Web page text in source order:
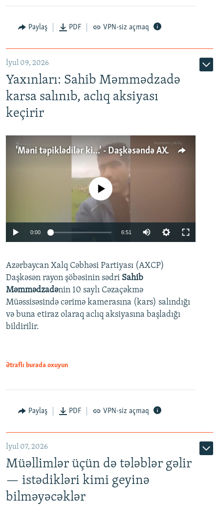
Paylaş PDF VPN-siz açmaq
İyul 09, 2026
Yaxınları: Sahib Məmmədzadə
karsa salınıb, aclıq aksiyası
keçirir
'Məni təpiklədilər ki...' - Daşkəsəndə AXCP fəalının yaxınları onun həbsinə etiraz edirlər
Auto 240p 360p
720p 1080p
No media source currently available
0:00 6:51
360p
720p
1080p
Azərbaycan Xalq Cəbhəsi Partiyası (AXCP)
Daşkəsən rayon şöbəsinin sədri Sahib
Məmmədzadənin 10 saylı Cəzaçəkmə
Müəssisəsində cərimə kamerasına (kars) salındığı
və buna etiraz olaraq aclıq aksiyasına başladığı
bildirilir.
Ətraflı burada oxuyun
Paylaş PDF VPN-siz açmaq
İyul 07, 2026
Müəllimlər üçün də tələblər gəlir
— istədikləri kimi geyinə
bilməyəcəklər